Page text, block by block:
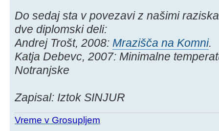
Do sedaj sta v povezavi z našimi
dve diplomski deli:
Andrej Trošt, 2008: Mrazišča na Komni.
Katja Debevc, 2007: Minimalne
Notranjske
Zapisal: Iztok SINJUR
Vreme v Grosupljem